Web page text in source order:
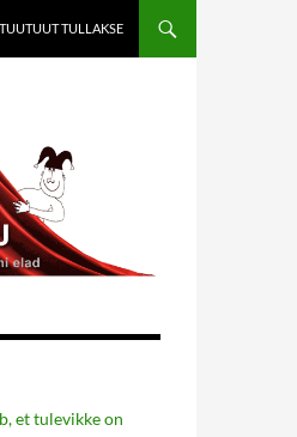
TUUTUUT TULLAKSE
et tulevikke on